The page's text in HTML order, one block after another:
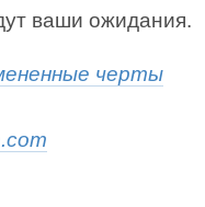
ваши ожидания.
черты